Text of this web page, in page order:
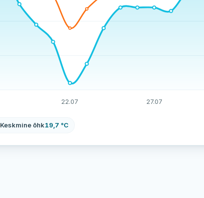
22.07 27.07
Keskmine õhk19,7 °C